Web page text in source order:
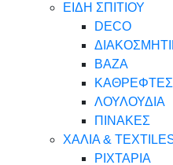
ΕΙΔΗ ΣΠΙΤΙΟΥ
DECO
ΒΑΖΑ
ΚΑΘΡΕΦΤΕΣ
ΛΟΥΛΟΥΔΙΑ
ΠΙΝΑΚΕΣ
ΧΑΛΙΑ &
ΡΙΧΤΑΡΙΑ